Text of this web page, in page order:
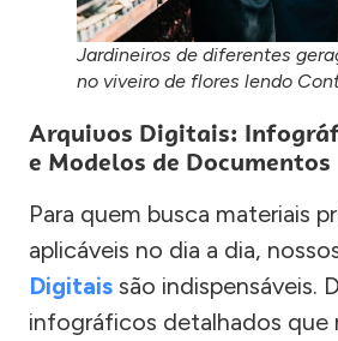
Jardineiros de diferentes
no viveiro de flores lendo
Arquivos Digitais:
e Modelos de Documentos
Para quem busca materiais
aplicáveis no dia a dia,
Digitais são indispensáveis.
infográficos detalhados que